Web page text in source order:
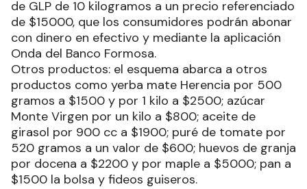
de GLP de 10 kilogramos a un precio referenciado
de $15000, que los consumidores podrán abonar
con dinero en efectivo y mediante la aplicación
Onda del Banco Formosa.
Otros productos: el esquema abarca a otros
productos como yerba mate Herencia por 500
gramos a $1500 y por 1 kilo a $2500; azúcar
Monte Virgen por un kilo a $800; aceite de
girasol por 900 cc a $1900; puré de tomate por
520 gramos a un valor de $600; huevos de granja
por docena a $2200 y por maple a $5000; pan a
$1500 la bolsa y fideos guiseros.